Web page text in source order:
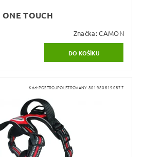
TOUCH
Značka:CAMON
Kód:POSTROJPOLSTROVANY-8019808190877